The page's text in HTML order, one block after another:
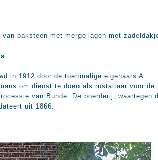
van baksteen met mergellagen met
in 1912 door de toenmalige eigenaars A.
om dienst te doen als rustaltaar voor de
van Bunde. De boerderij, waartegen
uit 1866.